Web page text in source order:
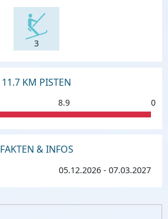
3
11.7 KM PISTEN
8.9 0
FAKTEN & INFOS
05.12.2026 - 07.03.2027